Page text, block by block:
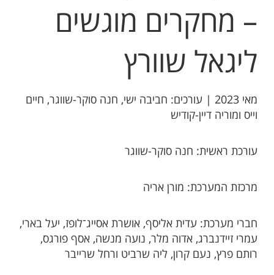
– מחקרים מוגשים
ליגאל שוורץ
​מאי 2023 | עורכים: חביבה ישי, חנה סוקר-שווגר, חיים
וייס ומוריה דיין-קודיש
עורכת ראשית: חנה סוקר-שווגר
מרכזת המערכת: מורן אריה
חברי מערכת: עדית אליסף, אושרת אסייג־לופז, יעל בארי,
עמרי זיידנברג, אדוה מלר, נועה מנשה, אסף פורגס,
רותם פרץ, נעם קרון, ליה שרביט ורחל שרייבר